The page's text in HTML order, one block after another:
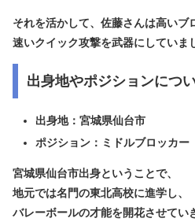
それを活かして、佐藤さんは高いブ
速いクイック攻撃を武器にしていま
出身地やポジションにつ
出身地：宮城県仙台市
ポジション：ミドルブロッカー
宮城県仙台市出身ということで、
地元では名門の東北高校に進学し、
バレーボールの才能を開花させてい